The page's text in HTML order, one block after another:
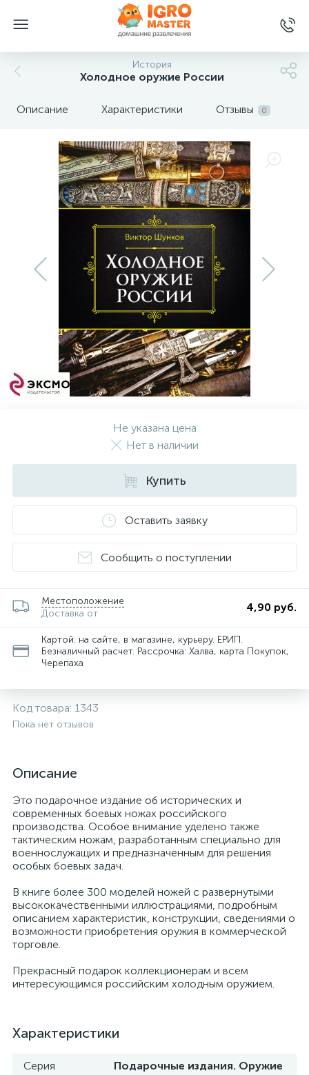
История
Холодное оружие России
Описание Характеристики Отзывы 0
Не указана цена
Нет в наличии
Купить
Оставить заявку
Сообщить о поступлении
Местоположение
Доставка от
4,90 руб.
Картой: на сайте, в магазине, курьеру. ЕРИП.
Безналичный расчет. Рассрочка: Халва, карта Покупок,
Черепаха
Код товара: 1343
Пока нет отзывов
Описание
Это подарочное издание об исторических и
современных боевых ножах российского
производства. Особое внимание уделено также
тактическим ножам, разработанным специально для
военнослужащих и предназначенным для решения
особых боевых задач.
В книге более 300 моделей ножей с развернутыми
высококачественными иллюстрациями, подробным
описанием характеристик, конструкции, сведениями о
возможности приобретения оружия в коммерческой
торговле.
Прекрасный подарок коллекционерам и всем
интересующимся российским холодным оружием.
Характеристики
Серия
Подарочные издания. Оружие